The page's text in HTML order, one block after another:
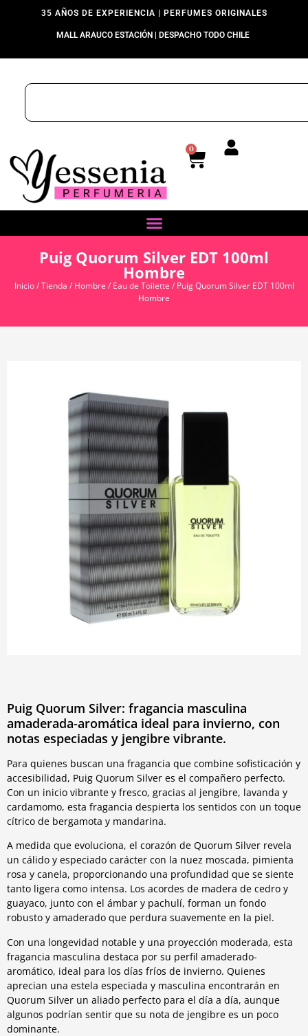
35 AÑOS DE EXPERIENCIA | PERFUMES ORIGINALES
MALL ARAUCO ESTACIÓN | DESPACHO TODO CHILE
0
Puig Quorum Silver EDT 100ml
Hombre
Inicio/Tienda / Hombre / Eau de Toilette / Puig Quorum Silver EDT 100ml
Hombre
Puig Quorum Silver: fragancia masculina
amaderada-aromática ideal para invierno, con
notas especiadas y jengibre vibrante.
Para quienes buscan una fragancia que combine sofisticación y
accesibilidad, Puig Quorum Silver es el compañero perfecto.
Con un inicio vibrante y fresco, gracias al jengibre, lavanda y
cardamomo, esta fragancia despierta los sentidos con un toque
cítrico de bergamota y mandarina.
A medida que evoluciona, el corazón de Quorum Silver revela
un cálido y especiado carácter con la nuez moscada, pimienta
rosa y canela, proporcionando una profundidad que se siente
tanto ligera como intensa. Los acordes de madera de cedro y
guayaco, junto con el ámbar y pachulí, forman un fondo
robusto y amaderado que perdura suavemente en la piel.
Con una longevidad notable y una proyección moderada, esta
fragancia masculina destaca por su perfil amaderado-
aromático, ideal para los días fríos de invierno. Quienes
aprecian una estela especiada y masculina encontrarán en
Quorum Silver un aliado perfecto para el día a día, aunque
algunos podrían sentir que su nota de jengibre es un poco
dominante.